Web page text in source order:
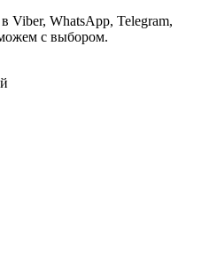
Viber, WhatsApp, Telegram,
с выбором.